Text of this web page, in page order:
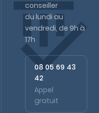
conseiller
du lundi au
vendredi, de 9h à
17h
08 05 69 43
42
Appel
gratuit